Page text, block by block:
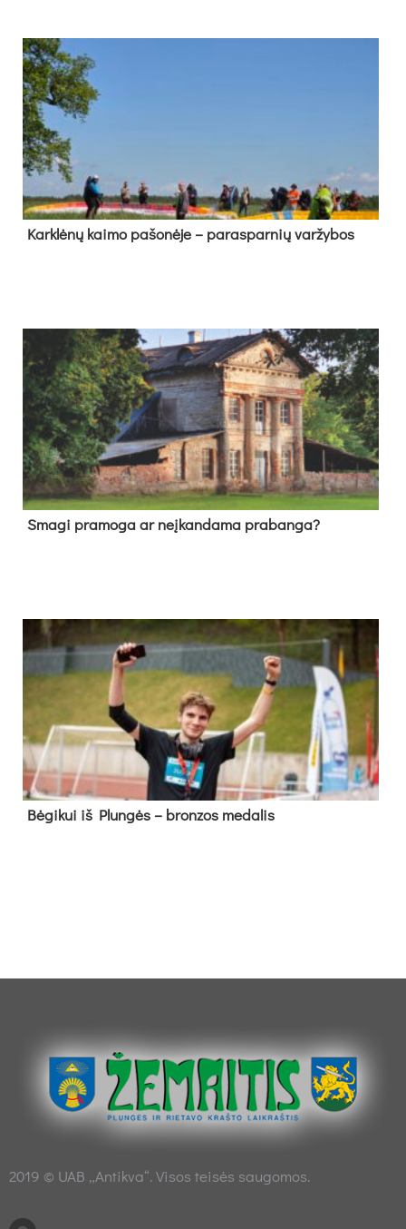
Kark­lė­nų kai­mo pa­šo­nė­je – pa­ras­par­nių var­žy­bos
Sma­gi pra­mo­ga ar neį­kan­da­ma pra­ban­ga?
Bė­gi­kui iš Plun­gės – bron­zos me­da­lis
2019 © UAB „Antikva“. Visos teisės saugomos.